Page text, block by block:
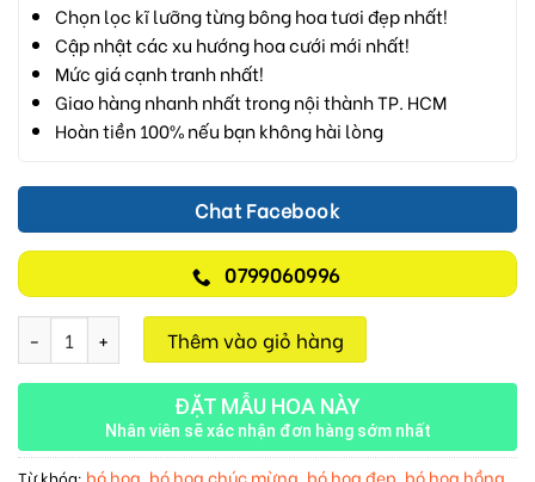
Chọn lọc kĩ lưỡng từng bông hoa tươi đẹp nhất!
Cập nhật các xu hướng hoa cưới mới nhất!
Mức giá cạnh tranh nhất!
Giao hàng nhanh nhất trong nội thành TP. HCM
Hoàn tiền 100% nếu bạn không hài lòng
Chat Facebook
0799060996
Bó Hoa Hồng Vàng M38 số lượng
Thêm vào giỏ hàng
ĐẶT MẪU HOA NÀY
Nhân viên sẽ xác nhận đơn hàng sớm nhất
Từ khóa: bó hoa, bó hoa chúc mừng, bó hoa đẹp, bó hoa hồng,